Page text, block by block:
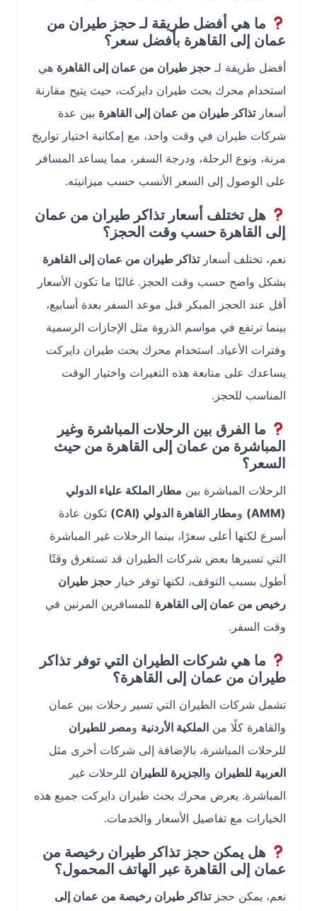
ما هي أفضل طريقة لـ حجز طيران من
عمان إلى القاهرة بأفضل سعر؟
أفضل طريقة لـ حجز طيران من عمان إلى القاهرةهي
استخدام محرك بحث طيران دايركت، حيث يتيح مقارنة
أسعارتذاكر طيران من عمان إلى القاهرةبين عدة
شركات طيران في وقت واحد، مع إمكانية اختيار تواريخ
مرنة، ونوع الرحلة، ودرجة السفر، مما يساعد المسافر
على الوصول إلى السعر الأنسب حسب ميزانيته.
هل تختلف أسعار تذاكر طيران من عمان
إلى القاهرة حسب وقت الحجز؟
نعم، تختلف أسعارتذاكر طيران من عمان إلى القاهرة
بشكل واضح حسب وقت الحجز. غالبًا ما تكون الأسعار
أقل عند الحجز المبكر قبل موعد السفر بعدة أسابيع،
بينما ترتفع في مواسم الذروة مثل الإجازات الرسمية
وفترات الأعياد. استخدام محرك بحث طيران دايركت
يساعدك على متابعة هذه التغيرات واختيار الوقت
المناسب للحجز.
ما الفرق بين الرحلات المباشرة وغير
المباشرة من عمان إلى القاهرة من حيث
السعر؟
الرحلات المباشرة بين مطار الملكة علياء الدولي
ومطار القاهرة الدولي (CAI)
تكون عادة
أسرع لكنها أعلى سعرًا، بينما الرحلات غير المباشرة
التي تسيرها بعض شركات الطيران قد تستغرق وقتًا
أطول بسبب التوقف، لكنها توفر خيار حجز طيران
رخيص من عمان إلى القاهرةللمسافرين المرنين في
وقت السفر.
ما هي شركات الطيران التي توفر تذاكر
طيران من عمان إلى القاهرة؟
تشمل شركات الطيران التي تسير رحلات بين عمان
والقاهرة كلًا منالملكية الأردنيةو مصر للطيران
للرحلات المباشرة، بالإضافة إلى شركات أخرى مثل
العربية للطيرانوالجزيرة للطيرانللرحلات غير
المباشرة. يعرض محرك بحث طيران دايركت جميع هذه
الخيارات مع تفاصيل الأسعار والخدمات.
هل يمكن حجز تذاكر طيران رخيصة من
عمان إلى القاهرة عبر الهاتف المحمول؟
نعم، يمكن حجز تذاكر طيران رخيصة من عمان إلى